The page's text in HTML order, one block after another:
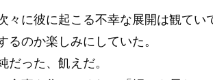
々に彼に起こる不幸な展開は観てい
のか楽しみにしていた。
だった、飢えだ。